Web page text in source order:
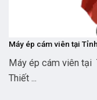
Máy ép cám viên tại
Máy ép cám viên tại
Thiết ...